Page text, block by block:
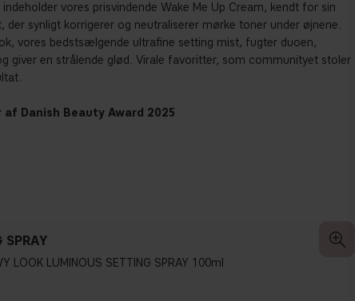
vores prisvindende Wake Me Up Cream, kendt for sin
der synligt korrigerer og neutraliserer mørke toner under øjnene.
vores bedst­sælgende ultrafine setting mist, fugter duoen,
giver en strålende glød. Virale favoritter, som communityet stoler
af Danish Beauty Award 2025
SPRAY
LOOK LUMINOUS SETTING SPRAY 100ml